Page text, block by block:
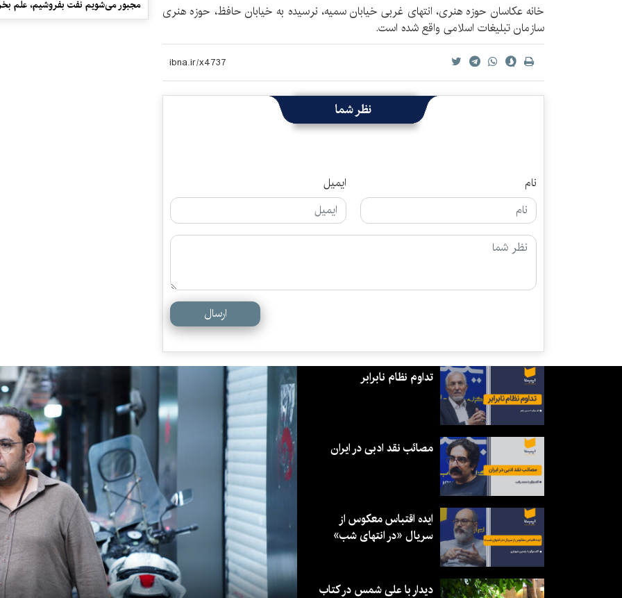
خانه عكاسان حوزه هنری، انتهای غربی خیابان سمیه، نرسیده به خیابان حافظ، حوزه هنری
سازمان تبلیغات اسلامی واقع شده است.
نظر شما
نام ایمیل
ارسال
مجبور می‌شویم نفت بفروشیم، علم
تداوم نظام نابرابر
مصائب نقد ادبی در ایران
ایده اقتباس معکوس از
سریال «در انتهای شب»
دیدار با علی شمس در کتاب